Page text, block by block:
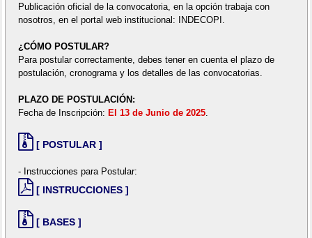
Publicación oficial de la convocatoria, en la opción trabaja con
nosotros, en el portal web institucional: INDECOPI.
¿CÓMO POSTULAR?
Para postular correctamente, debes tener en cuenta el plazo de
postulación, cronograma y los detalles de las convocatorias.
PLAZO DE POSTULACIÓN:
Fecha de Inscripción: El 13 de Junio de 2025.
[ POSTULAR ]
- Instrucciones para Postular:
[ INSTRUCCIONES ]
[ BASES ]